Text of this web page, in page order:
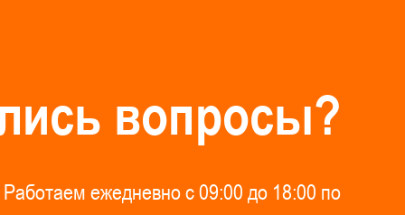
ись вопросы?
Работаем ежедневно с 09:00 до 18:00 по